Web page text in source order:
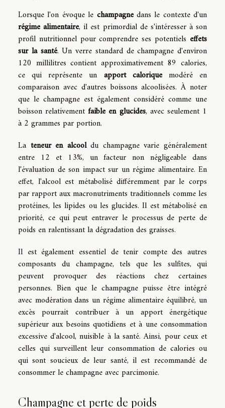
Lorsque l'on évoque le champagnedans le contexte d'un
régime alimentaire, il est primordial de s'intéresser à son
profil nutritionnel pour comprendre ses potentiels effets
sur la santé. Un verre standard de champagne d'environ
120 millilitres contient approximativement 89 calories,
ce qui représente un apport caloriquemodéré en
comparaison avec d'autres boissons alcoolisées. À noter
que le champagne est également considéré comme une
boisson relativementfaible en glucides, avec seulement 1
à 2 grammes par portion.
La teneur en alcooldu champagne varie généralement
entre 12 et 13%, un facteur non négligeable dans
l'évaluation de son impact sur un régime alimentaire. En
effet, l'alcool est métabolisé différemment par le corps
par rapport aux macronutriments traditionnels comme les
protéines, les lipides ou les glucides. Il est métabolisé en
priorité, ce qui peut entraver le processus de perte de
poids en ralentissant la dégradation des graisses.
Il est également essentiel de tenir compte des autres
composants du champagne, tels que les sulfites, qui
peuvent provoquer des réactions chez certaines
personnes. Bien que le champagne puisse être intégré
avec modération dans un régime alimentaire équilibré, un
excès pourrait contribuer à un apport énergétique
supérieur aux besoins quotidiens et à une consommation
excessive d'alcool, nuisible à la santé. Ainsi, pour ceux et
celles qui surveillent leur consommation de calories ou
qui sont soucieux de leur santé, il est recommandé de
consommer le champagne avec parcimonie.
Champagne et perte de poids